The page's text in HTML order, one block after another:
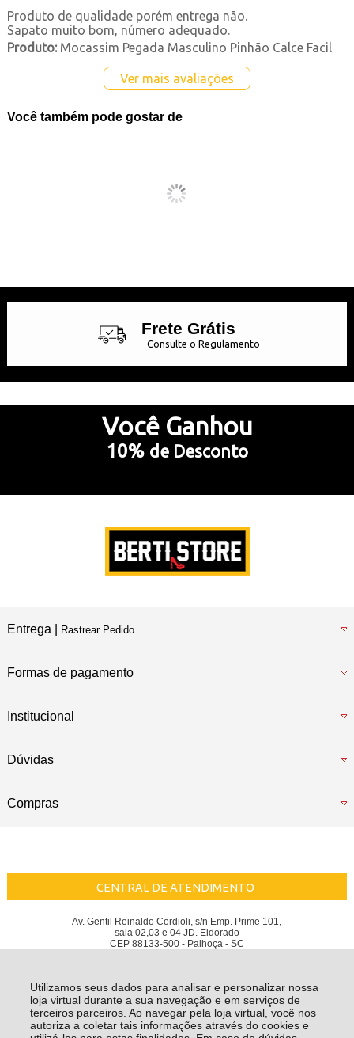
Utilizamos seus dados para analisar e personalizar nossa
loja virtual durante a sua navegação e em serviços de
terceiros parceiros. Ao navegar pela loja virtual, você nos
autoriza a coletar tais informações através do cookies e
Produto de qualidade porém entrega não.
Sapato muito bom, número adequado.
Produto:Mocassim Pegada Masculino Pinhão Calce Facil
Ver mais avaliações
Você também pode gostar de
Frete Grátis
Consulte o Regulamento
no Cartão de Crédito
5% Desconto
Você Ganhou
10% de Desconto
Entrega | Rastrear Pedido
Formas de pagamento
Institucional
Dúvidas
Compras
CENTRAL DE ATENDIMENTO
Av. Gentil Reinaldo Cordioli, s/n Emp. Prime 101,
sala 02,03 e 04 JD. Eldorado
CEP 88133-500 - Palhoça - SC
Todos os direitos reservados
- -2026